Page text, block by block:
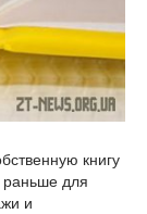
книгу
раньше для
и